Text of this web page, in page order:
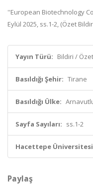
''European Biotechnology
Eylül 2025, ss.1-2, (Özet
Yayın Türü: Bildiri /
Basıldığı Şehir: Tirane
Basıldığı Ülke:
Sayfa Sayıları: ss.1-2
Hacettepe
Paylaş